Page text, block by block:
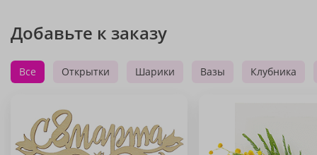
Добавьте к заказу
Все Открытки Шарики Вазы Клубника